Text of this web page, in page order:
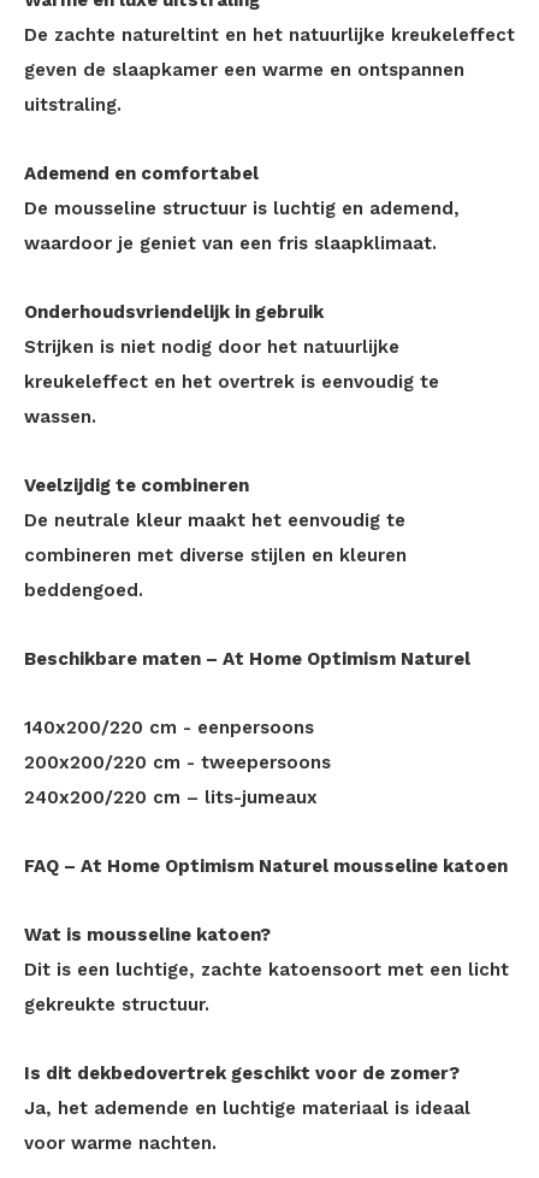
De zachte natureltint en het natuurlijke kreukeleffect
geven de slaapkamer een warme en ontspannen
uitstraling.
Ademend en comfortabel
De mousseline structuur is luchtig en ademend,
waardoor je geniet van een fris slaapklimaat.
Onderhoudsvriendelijk in gebruik
Strijken is niet nodig door het natuurlijke
kreukeleffect en het overtrek is eenvoudig te
wassen.
Veelzijdig te combineren
De neutrale kleur maakt het eenvoudig te
combineren met diverse stijlen en kleuren
beddengoed.
Beschikbare maten – At Home Optimism Naturel
140x200/220 cm - eenpersoons
200x200/220 cm - tweepersoons
240x200/220 cm – lits-jumeaux
FAQ – At Home Optimism Naturel mousseline katoen
Wat is mousseline katoen?
Dit is een luchtige, zachte katoensoort met een licht
gekreukte structuur.
Is dit dekbedovertrek geschikt voor de zomer?
Ja, het ademende en luchtige materiaal is ideaal
voor warme nachten.